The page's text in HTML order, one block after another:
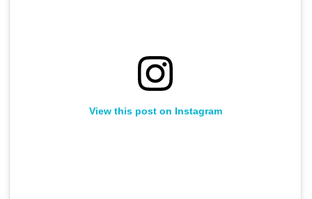
View this post on Instagram